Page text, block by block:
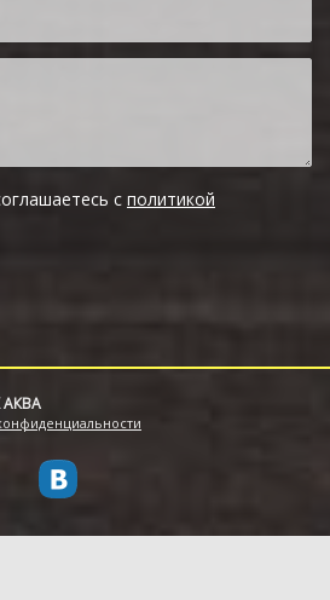
с политикой
АКВА